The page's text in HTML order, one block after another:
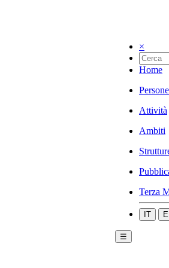
×
Home
Persone
Attività
Ambiti
Terza
IT
☰